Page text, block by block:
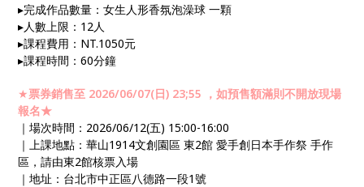
▸完成作品數量：女生人形香氛泡澡球 一顆
▸人數上限：12人
▸課程費用：NT.1050元
▸課程時間：60分鐘
★票券銷售至 2026/06/07(日) 23;55 ，如預售額滿則不開放現場
報名★
｜場次時間：2026/06/12(五) 15:00-16:00
｜上課地點：華山1914文創園區 東2館 愛手創日本手作祭 手作
區，請由東2館核票入場
｜地址：台北市中正區八德路一段1號